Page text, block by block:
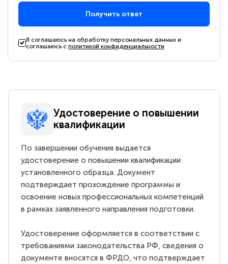
Получить ответ
Я соглашаюсь на обработку персональных данных и
соглашаюсь сполитикой конфиденциальности
Удостоверение о повышении
квалификации
По завершении обучения выдается
удостоверение о повышении квалификации
установленного образца. Документ
подтверждает прохождение программы и
освоение новых профессиональных компетенций
в рамках заявленного направления подготовки.
Удостоверение оформляется в соответствии с
требованиями законодательства РФ, сведения о
документе вносятся в ФРДО, что подтверждает